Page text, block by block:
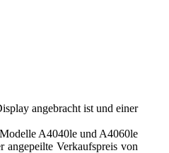
angebracht ist und einer
A4040le und A4060le
angepeilte Verkaufspreis von